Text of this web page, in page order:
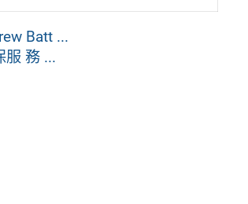
Batt ...
服 務 ...